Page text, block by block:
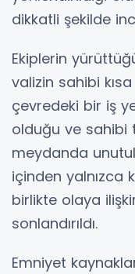
dikkatli şekilde
Ekiplerin
valizin sahibi
çevredeki bir iş
olduğu ve sahibi
meydanda
içinden yalnızca
birlikte olaya
sonlandırıldı.
Emniyet